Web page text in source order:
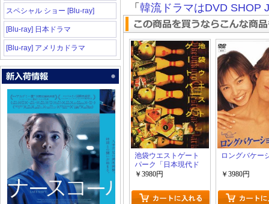
スペシャル ショー [Blu-ray]
[Blu-ray] 日本ドラマ
[Blu-ray] アメリカドラマ
「 韓流ドラマはDVD SHOP
池袋ウエストゲート
パーク「日本現代ド
ラマ」
￥3980円
ロングバケー
￥3980円